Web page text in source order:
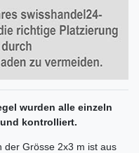
wurden alle einzeln
kontrolliert.
der Grösse 2x3 m ist aus